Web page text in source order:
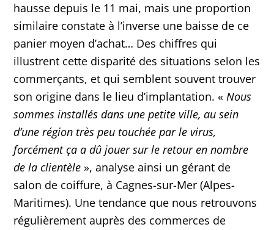
hausse depuis le 11 mai, mais une proportion
similaire constate à l’inverse une baisse de ce
panier moyen d’achat… Des chiffres qui
illustrent cette disparité des situations selon les
commerçants, et qui semblent souvent trouver
son origine dans le lieu d’implantation. «Nous
sommes installés dans une petite ville, au sein
d’une région très peu touchée par le virus,
forcément ça a dû jouer sur le retour en nombre
de la clientèle », analyse ainsi un gérant de
salon de coiffure, à Cagnes-sur-Mer (Alpes-
Maritimes). Une tendance que nous retrouvons
régulièrement auprès des commerces de